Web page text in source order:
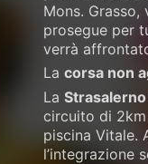
Mons.
prosegue per
verrà
La corsa non
La
circuito di
piscina Vitale.
l’integrazione